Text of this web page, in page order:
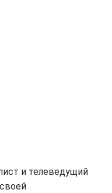
и телеведущий